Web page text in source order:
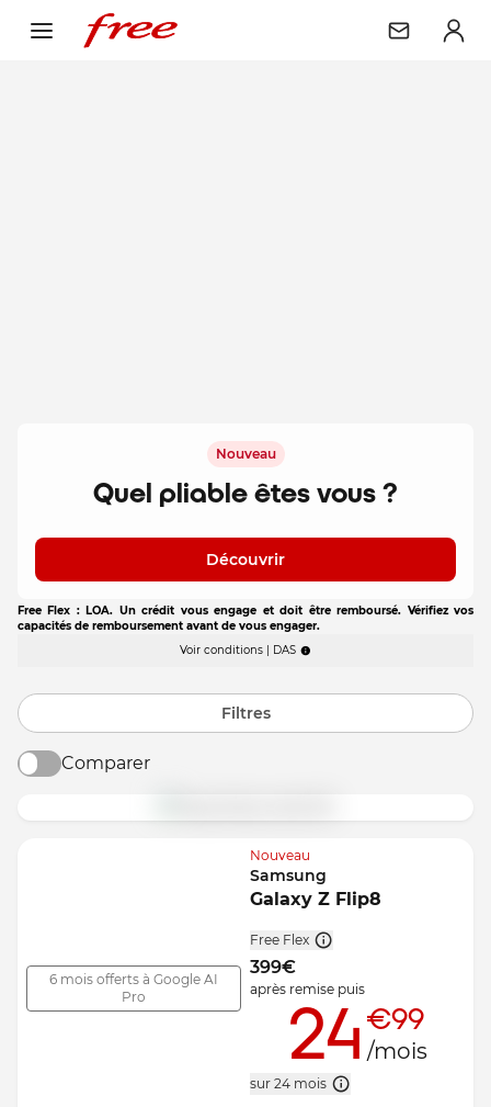
Nouveau
Quel pliable êtes vous ?
Découvrir
Free Flex : LOA. Un crédit vous engage et doit être remboursé. Vérifiez vos
capacités de remboursement avant de vous engager.
Voir conditions | DAS
Tous les téléphones
Filtres
Comparer
6 mois offerts à Google AI
Pro
Nouveau
Samsung
Galaxy Z Flip8
Free Flex
399€
après remise puis
24 €99
/mois
sur 24 mois